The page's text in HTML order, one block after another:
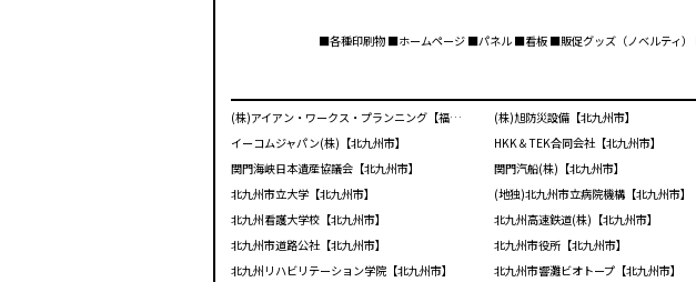
■各種印刷物 ■ホームページ ■パネル ■看板 ■販促グッズ（ノベルティ
(株)アイアン・ワークス・プランニング【福岡市】 (株)旭防災設備【北九州市】
イーコムジャパン(株)【北九州市】
HKK＆TEK合同会社【北九州市】
関門海峡日本遺産協議会【北九州市】
関門汽船(株)【北九州市】
北九州市立大学【北九州市】
(地独)北九州市立病院機構【北九州市】
北九州看護大学校【北九州市】
北九州高速鉄道(株)【北九州市】
北九州市道路公社【北九州市】
北九州市役所【北九州市】
北九州リハビリテーション学院【北九州市】
北九州市響灘ビオトープ【北九州市】